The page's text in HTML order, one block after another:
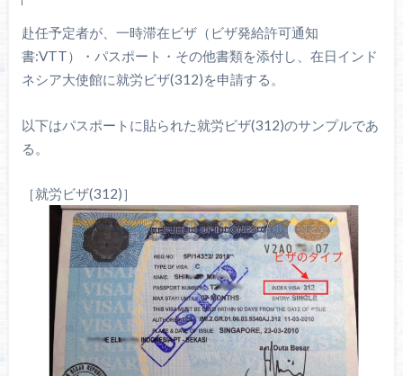
赴任予定者が、一時滞在ビザ（ビザ発給許可通知
書:VTT）・パスポート・その他書類を添付し、在日インド
ネシア大使館に就労ビザ(312)を申請する。
以下はパスポートに貼られた就労ビザ(312)のサンプルであ
る。
［就労ビザ(312)］